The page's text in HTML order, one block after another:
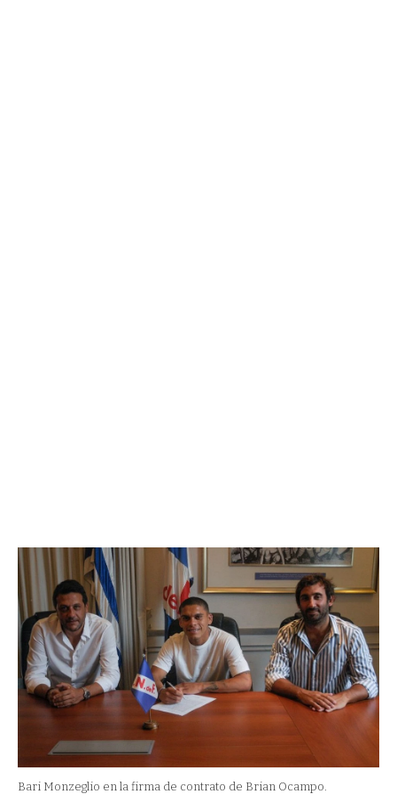
Bari Monzeglio en la firma de contrato de Brian Ocampo.